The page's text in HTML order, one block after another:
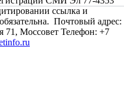
ссылка и
Почтовый адрес:
71, Моссовет Телефон: +7